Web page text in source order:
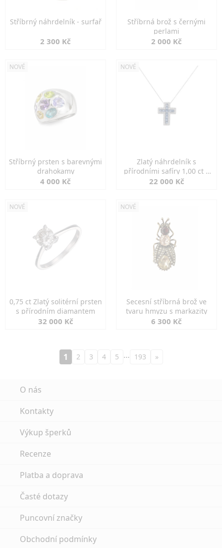
Stříbrný náhrdelník - surfař
2 300 Kč
Stříbrná brož s černými
perlami
2 000 Kč
NOVÉ
Stříbrný prsten s barevnými
drahokamy
4 000 Kč
NOVÉ
Zlatý náhrdelník s
přírodními safíry 1,00 ct a
diamanty
22 000 Kč
NOVÉ
0,75 ct Zlatý solitérní prsten
s přírodním diamantem
32 000 Kč
NOVÉ
Secesní stříbrná brož ve
tvaru hmyzu s markazity
6 300 Kč
1 2 3 4 5 … 193 »
O nás
Kontakty
Výkup šperků
Recenze
Platba a doprava
Časté dotazy
Puncovní značky
Obchodní podmínky